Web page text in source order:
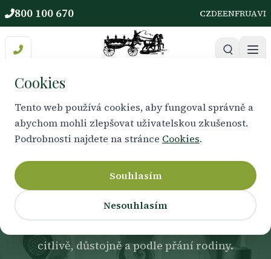
800 100 670 CZDEENFRUAVI
DŮSTOJNÉ MÍSTO ODPOČINKU
Urny a pietní předměty
Nabízíme okrasné urny, BIO urny i památeční
citlivě, důstojně a podle přání rodiny.
Cookies
Tento web používá cookies, aby fungoval správně a
abychom mohli zlepšovat uživatelskou zkušenost.
Podrobnosti najdete na stránce Cookies.
Souhlasím
Nesouhlasím